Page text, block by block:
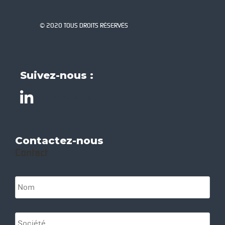
© 2020 TOUS DROITS RÉSERVÉS
Suivez-nous :
Contactez-nous
N
o
S
o